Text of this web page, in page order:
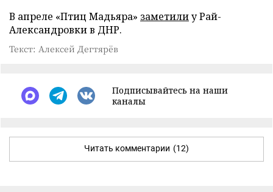
В апреле «Птиц Мадьяра» заметилиу Рай-
Александровки в ДНР.
Текст: Алексей Дегтярёв
Подписывайтесь на наши
каналы
Читать комментарии (12)